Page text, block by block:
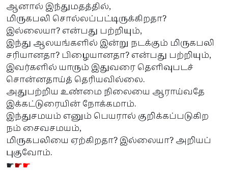
ஆனால் இந்துமதத்தில்,
மிருகபலி சொல்லப்பட்டிருக்கிறதா?
இல்லையா? என்பது பற்றியும்,
இந்து ஆலயங்களில் இன்று நடக்கும் மிருகபலி
சரியானதா? பிழையானதா? என்பது பற்றியும்,
இவர்களில் யாரும் இதுவரை தெளிவுபடச்
சொன்னதாய்த் தெரியவில்லை.
அதுபற்றிய உண்மை நிலையை ஆராய்வதே
இக்கட்டுரையின் நோக்கமாம்.
இந்துசமயம் எனும் பெயரால் குறிக்கப்படுகிற
நம் சைவசமயம்,
மிருகபலியை ஏற்கிறதா? இல்லையா? அறியப்
புகுவோம்.
☛☛☛